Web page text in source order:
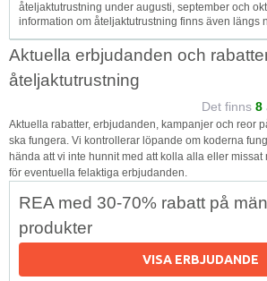
åteljaktutrustning under augusti, september och
information om åteljaktutrustning finns även längs
Aktuella erbjudanden och
åteljaktutrustning
Det finns 8
Aktuella rabatter, erbjudanden, kampanjer och reor
ska fungera. Vi kontrollerar löpande om koderna
hända att vi inte hunnit med att kolla alla eller missat
för eventuella felaktiga erbjudanden.
REA med 30-70% rabatt på
produkter
VISA ERBJUDANDE